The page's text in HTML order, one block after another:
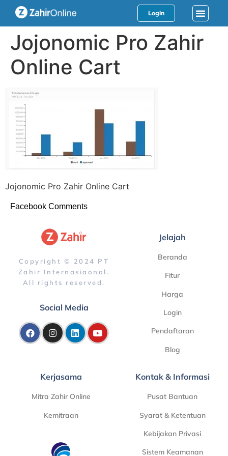
Login
Jojonomic Pro Zahir
Online Cart
Jojonomic Pro Zahir Online Cart
Facebook Comments
Copyright © 2024 PT
Zahir Internasiaonal.
All rights reserved.
Social Media
Jelajah
Beranda
Fitur
Harga
Login
Pendaftaran
Blog
Kerjasama
Mitra Zahir Online
Kemitraan
Kontak & Informasi
Pusat Bantuan
Syarat & Ketentuan
Kebijakan Privasi
Sistem Keamanan